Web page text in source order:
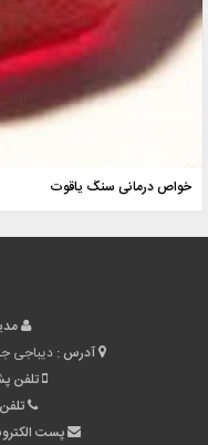
خواص درمانی سنگ
آدرس : دیباجی
تلفن
پست